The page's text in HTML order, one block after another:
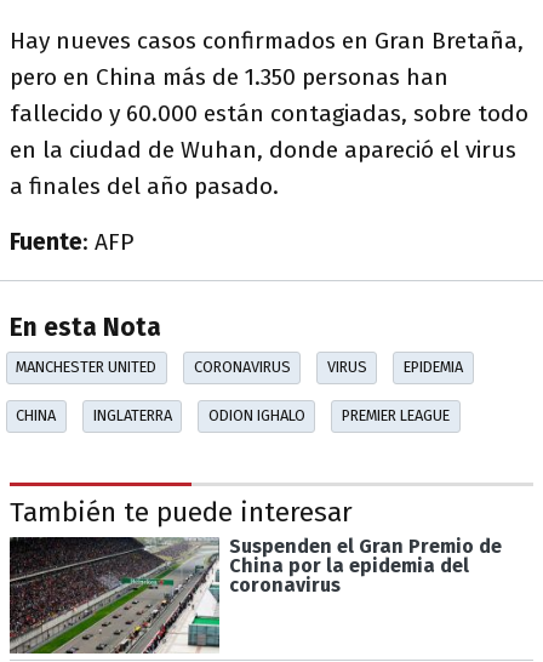
Hay nueves casos confirmados en Gran Bretaña,
pero en China más de 1.350 personas han
fallecido y 60.000 están contagiadas, sobre todo
en la ciudad de Wuhan, donde apareció el virus
a finales del año pasado.
Fuente: AFP
En esta Nota
MANCHESTER UNITED CORONAVIRUS VIRUS EPIDEMIA
CHINA INGLATERRA ODION IGHALO PREMIER LEAGUE
También te puede interesar
Suspenden el Gran Premio de
China por la epidemia del
coronavirus